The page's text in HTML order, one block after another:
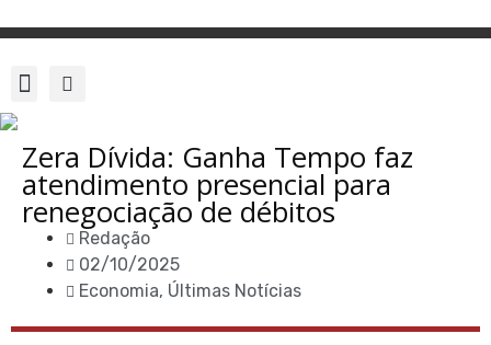
Zera Dívida: Ganha Tempo faz
atendimento presencial para
renegociação de débitos
Redação
02/10/2025
Economia, Últimas Notícias